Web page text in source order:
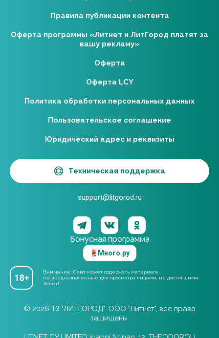
Бонусная программа
Много.ру
Внимание! Сайт может содержать материалы,
не предназначенные для просмотра лицами, не достигшими
18 лет!
Правила публикации контента
Оферта программы «Литнет и ЛитГород платят за
вашу рекламу»
Оферта
Оферта LCY
Политика обработки персональных данных
Пользовательское соглашение
Юридический адрес и реквизиты
Техническая поддержка
support@litgorod.ru
© 2026 ТЗ "ЛИТГОРОД". ООО "Литнет", все права
защищены.